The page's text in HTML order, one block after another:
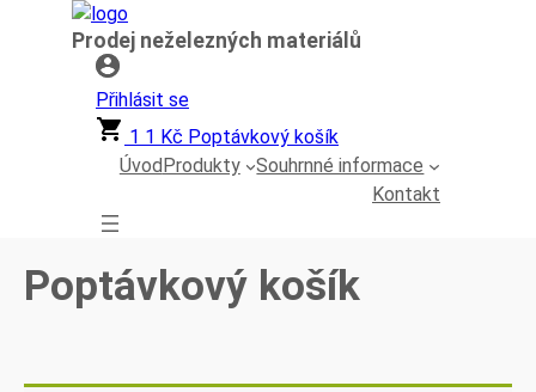
Přeskočit
Prodej neželezných materiálů
Přihlásit se
1 1 Kč Poptávkový košík
ÚvodProdukty
Souhrnné informace
Kontakt
Poptávkový košík